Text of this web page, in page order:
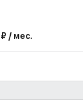
/ мес.